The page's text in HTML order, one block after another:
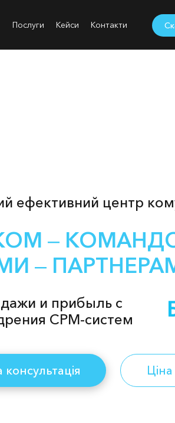
Послуги Кейси Контакти
ефективний центр
‒
‒
и прибыль с
СРМ-систем
Ціна